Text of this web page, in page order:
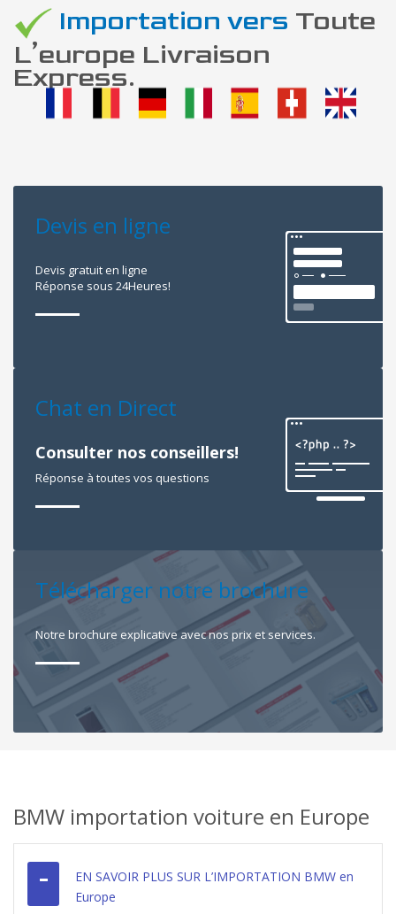
Importation vers Toute
L’europe Livraison
Express.
Devis en ligne
Devis gratuit en ligne
Réponse sous 24Heures!
Chat en Direct
Consulter nos conseillers!
Réponse à toutes vos questions
Télécharger notre brochure
Notre brochure explicative avec nos prix et services.
BMW importation voiture en Europe
EN SAVOIR PLUS SUR L’IMPORTATION BMW en
Europe